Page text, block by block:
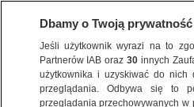
Dbamy o Twoją prywatność
Jeśli użytkownik wyrazi na to
Partnerów IAB oraz30 innych
użytkownika i uzyskiwać do nich
przeglądania. Odbywa się to
przeglądania przechowywanych